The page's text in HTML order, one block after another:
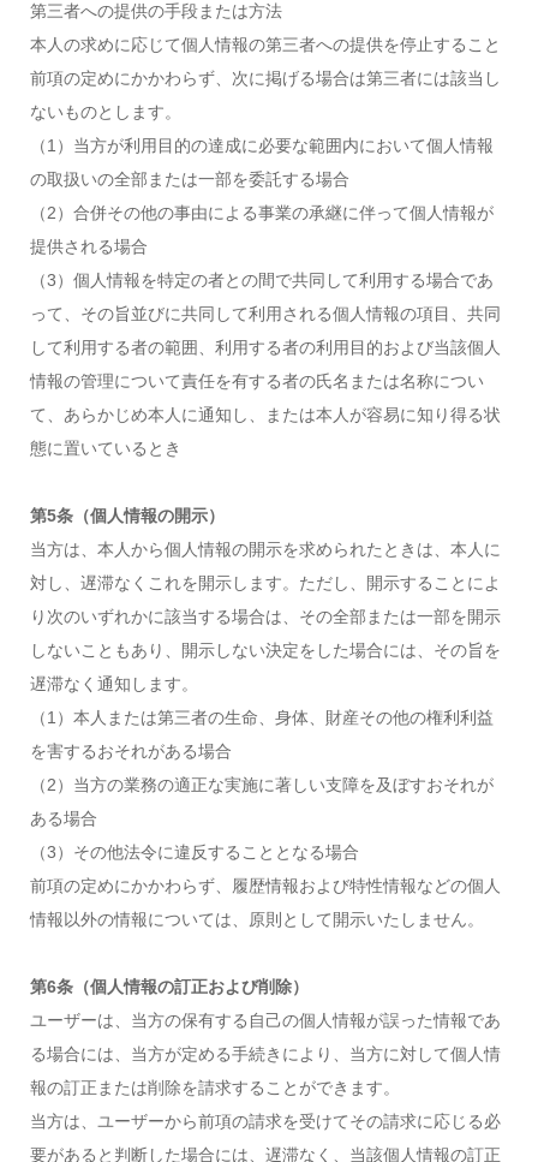
第三者への提供の手段または方法
本人の求めに応じて個人情報の第三者への提供を停止すること
前項の定めにかかわらず、次に掲げる場合は第三者には該当し
ないものとします。
（1）当方が利用目的の達成に必要な範囲内において個人情報
の取扱いの全部または一部を委託する場合
（2）合併その他の事由による事業の承継に伴って個人情報が
提供される場合
（3）個人情報を特定の者との間で共同して利用する場合であ
って、その旨並びに共同して利用される個人情報の項目、共同
して利用する者の範囲、利用する者の利用目的および当該個人
情報の管理について責任を有する者の氏名または名称につい
て、あらかじめ本人に通知し、または本人が容易に知り得る状
態に置いているとき
第5条（個人情報の開示）
当方は、本人から個人情報の開示を求められたときは、本人に
対し、遅滞なくこれを開示します。ただし、開示することによ
り次のいずれかに該当する場合は、その全部または一部を開示
しないこともあり、開示しない決定をした場合には、その旨を
遅滞なく通知します。
（1）本人または第三者の生命、身体、財産その他の権利利益
を害するおそれがある場合
（2）当方の業務の適正な実施に著しい支障を及ぼすおそれが
ある場合
（3）その他法令に違反することとなる場合
前項の定めにかかわらず、履歴情報および特性情報などの個人
情報以外の情報については、原則として開示いたしません。
第6条（個人情報の訂正および削除）
ユーザーは、当方の保有する自己の個人情報が誤った情報であ
る場合には、当方が定める手続きにより、当方に対して個人情
報の訂正または削除を請求することができます。
当方は、ユーザーから前項の請求を受けてその請求に応じる必
要があると判断した場合には、遅滞なく、当該個人情報の訂正